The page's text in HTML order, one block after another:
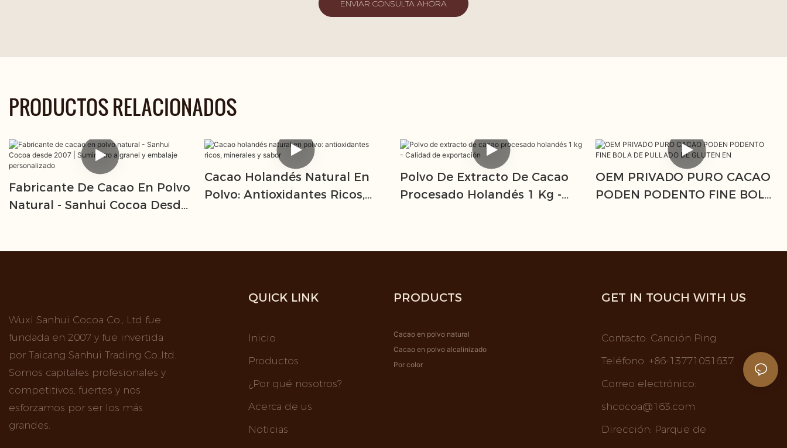
ENVIAR CONSULTA AHORA
PRODUCTOS RELACIONADOS
Fabricante De Cacao En Polvo
Natural - Sanhui Cocoa Desde
Cacao Holandés Natural En
Polvo: Antioxidantes Ricos,
Polvo De Extracto De Cacao
Procesado Holandés 1 Kg -
OEM PRIVADO PURO CACAO
PODEN PODENTO FINE BOLA
Wuxi Sanhui Cocoa Co., Ltd fue
fundada en 2007 y fue invertida
por Taicang Sanhui Trading Co.,ltd.
Somos capitales profesionales y
competitivos, fuertes y nos
esforzamos por ser los más
grandes.
QUICK LINK
Inicio
Productos
¿Por qué nosotros?
Acerca de us
Noticias
PRODUCTS
Cacao en polvo natural
Cacao en polvo alcalinizado
Por color
GET IN TOUCH WITH US
Contacto: Canción Ping
Teléfono: +86-13771051637
Correo electrónico:
shcocoa@163.com
Dirección: Parque de